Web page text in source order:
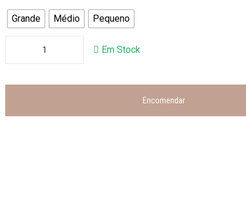
Grande Médio Pequeno
Em Stock
Encomendar